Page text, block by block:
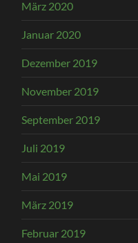
März 2020
Januar 2020
Dezember 2019
November 2019
September 2019
Juli 2019
Mai 2019
März 2019
Februar 2019